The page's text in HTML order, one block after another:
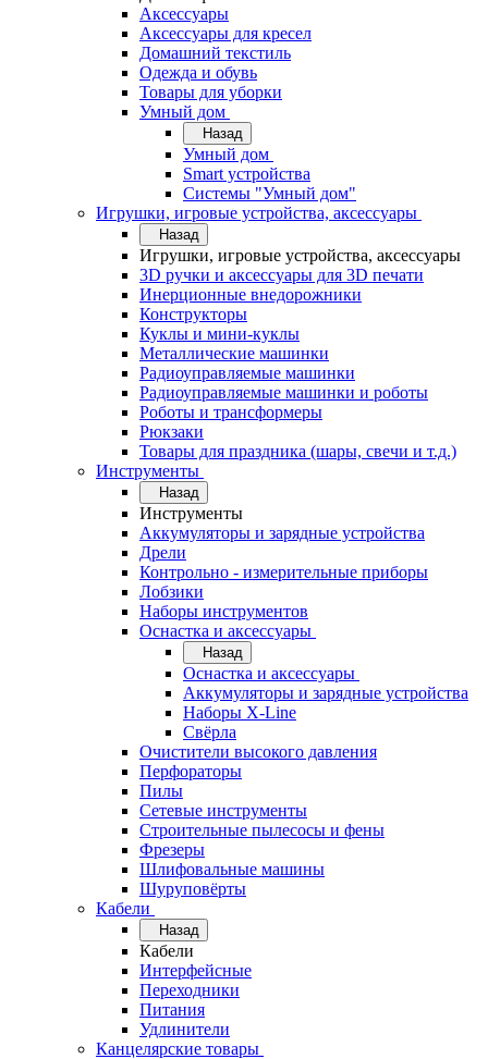
Аксессуары
Аксессуары для кресел
Домашний текстиль
Одежда и обувь
Товары для уборки
Умный дом
Назад
Умный дом
Smart устройства
Системы "Умный дом"
Игрушки, игровые устройства, аксессуары
Назад
Игрушки, игровые устройства, аксессуары
3D ручки и аксессуары для 3D печати
Инерционные внедорожники
Конструкторы
Куклы и мини-куклы
Металлические машинки
Радиоуправляемые машинки
Радиоуправляемые машинки и роботы
Роботы и трансформеры
Рюкзаки
Товары для праздника (шары, свечи и т.д.)
Инструменты
Назад
Инструменты
Аккумуляторы и зарядные устройства
Дрели
Контрольно - измерительные приборы
Лобзики
Наборы инструментов
Оснастка и аксессуары
Назад
Оснастка и аксессуары
Аккумуляторы и зарядные устройства
Наборы X-Line
Свёрла
Очистители высокого давления
Перфораторы
Пилы
Сетевые инструменты
Строительные пылесосы и фены
Фрезеры
Шлифовальные машины
Шуруповёрты
Кабели
Назад
Кабели
Интерфейсные
Переходники
Питания
Удлинители
Канцелярские товары